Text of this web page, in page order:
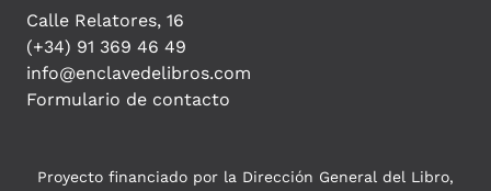
Calle Relatores, 16
(+34) 91 369 46 49
info@enclavedelibros.com
Formulario de contacto
Proyecto financiado por la Dirección General del Libro,